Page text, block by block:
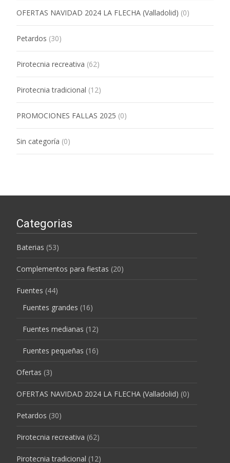
OFERTAS NAVIDAD 2024 LA FLECHA (Valladolid) (0)
Petardos (30)
Pirotecnia recreativa (62)
Pirotecnia tradicional (12)
PROMOCIONES FALLAS 2025 (0)
Sin categoría (0)
Categorias
Baterias (53)
Complementos para fiestas (20)
Fuentes (44)
Fuentes grandes (16)
Fuentes medianas (12)
Fuentes pequeñas (16)
Ofertas (3)
OFERTAS NAVIDAD 2024 LA FLECHA (Valladolid) (0)
Petardos (30)
Pirotecnia recreativa (62)
Pirotecnia tradicional (12)